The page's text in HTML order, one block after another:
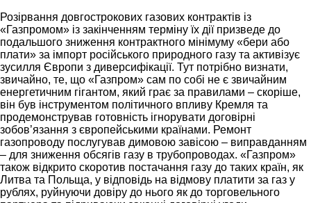
Розірвання довгострокових газових контрактів із
«Газпромом» із закінченням терміну їх дії призведе до
подальшого зниження контрактного мінімуму «бери або
плати» за імпорт російського природного газу та активізує
зусилля Європи з диверсифікації. Тут потрібно визнати,
звичайно, те, що «Газпром» сам по собі не є звичайним
енергетичним гігантом, який грає за правилами – скоріше,
він був інструментом політичного впливу Кремля та
продемонстрував готовність ігнорувати договірні
зобов’язання з європейськими країнами. Ремонт
газопроводу послугував димовою завісою – виправданням
– для зниження обсягів газу в трубопроводах. «Газпром»
також відкрито скоротив постачання газу до таких країн, як
Литва та Польща, у відповідь на відмову платити за газ у
рублях, руйнуючи довіру до нього як до торговельного